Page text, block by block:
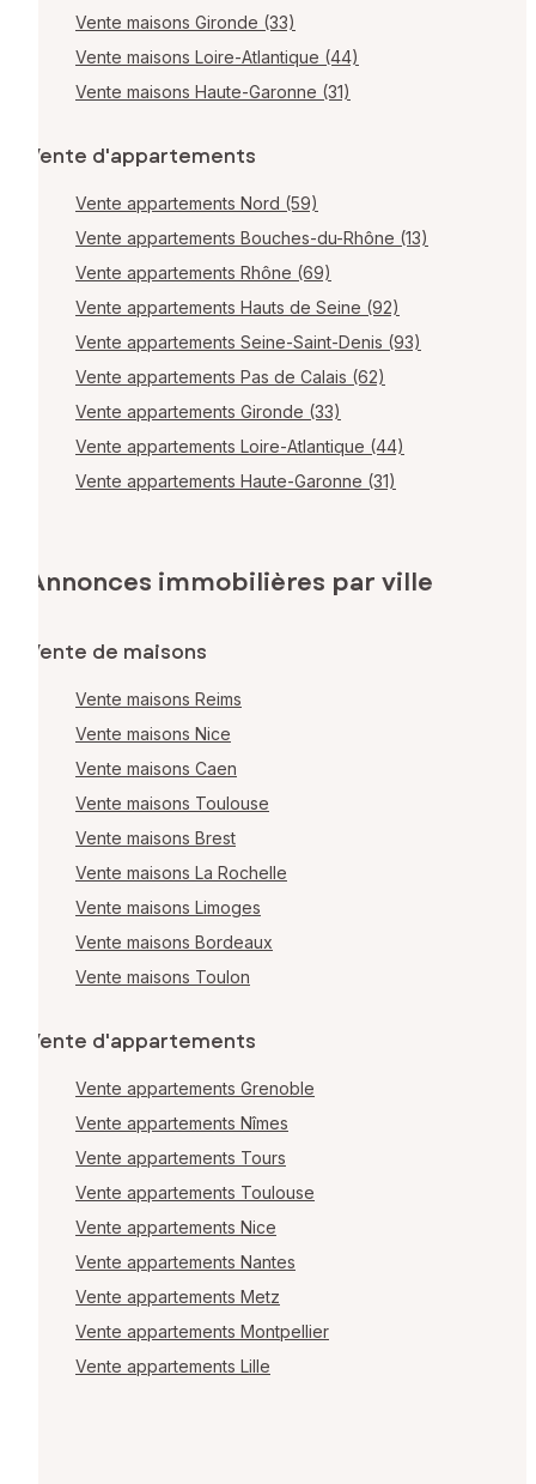
Vente maisons Gironde (33)
Vente maisons Loire-Atlantique (44)
Vente maisons Haute-Garonne (31)
Vente d'appartements
Vente appartements Nord (59)
Vente appartements Bouches-du-Rhône (13)
Vente appartements Rhône (69)
Vente appartements Hauts de Seine (92)
Vente appartements Seine-Saint-Denis (93)
Vente appartements Pas de Calais (62)
Vente appartements Gironde (33)
Vente appartements Loire-Atlantique (44)
Vente appartements Haute-Garonne (31)
Annonces immobilières par ville
Vente de maisons
Vente maisons Reims
Vente maisons Nice
Vente maisons Caen
Vente maisons Toulouse
Vente maisons Brest
Vente maisons La Rochelle
Vente maisons Limoges
Vente maisons Bordeaux
Vente maisons Toulon
Vente d'appartements
Vente appartements Grenoble
Vente appartements Nîmes
Vente appartements Tours
Vente appartements Toulouse
Vente appartements Nice
Vente appartements Nantes
Vente appartements Metz
Vente appartements Montpellier
Vente appartements Lille